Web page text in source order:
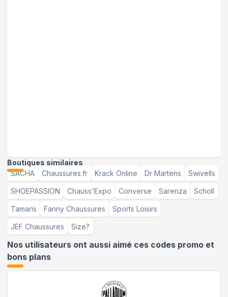
Boutiques similaires
SACHA
Chaussures.fr Krack Online Dr Martens Swivells
SHOEPASSION Chauss'Expo Converse Sarenza Scholl
Tamaris Fanny Chaussures Sports Loisirs
JEF Chaussures Size?
Nos utilisateurs ont aussi aimé ces codes promo et
bons plans